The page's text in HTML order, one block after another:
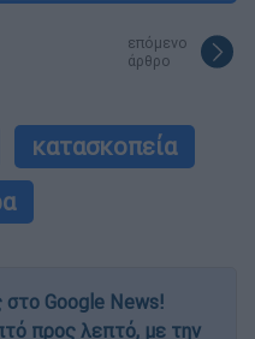
επόμενο
άρθρο
κατασκοπεία
Google News!
προς λεπτό, με την